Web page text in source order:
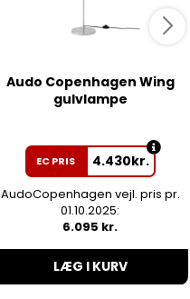
Audo Copenhagen Wing
gulvlampe
EC PRIS 4.430kr.
AudoCopenhagen vejl. pris pr.
01.10.2025:
6.095 kr.
LÆG I KURV